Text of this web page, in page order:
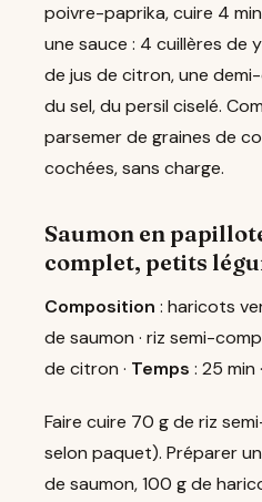
poivre-paprika, cuire 4
une sauce : 4 cuillères de
de jus de citron, une
du sel, du persil ciselé.
parsemer de graines de
cochées, sans charge.
Saumon en
complet, petits
Composition : haricots
de saumon · riz semi-
de citron · Temps : 25 min ·
Faire cuire 70 g de riz
selon paquet). Préparer
de saumon, 100 g de